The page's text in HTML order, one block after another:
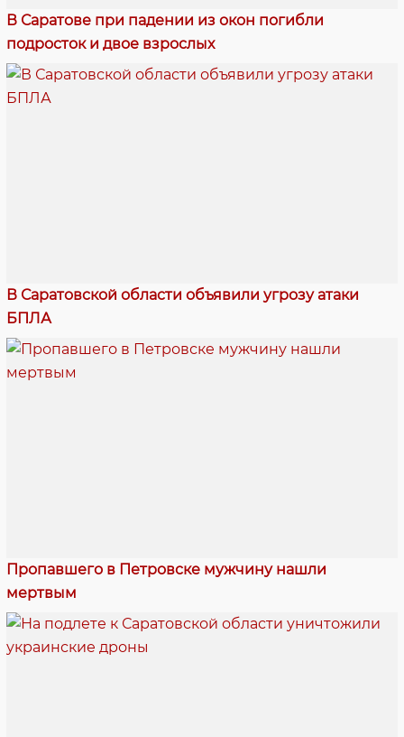
В Саратове при падении из окон погибли
подросток и двое взрослых
В Саратовской области объявили угрозу атаки
БПЛА
Пропавшего в Петровске мужчину нашли
мертвым